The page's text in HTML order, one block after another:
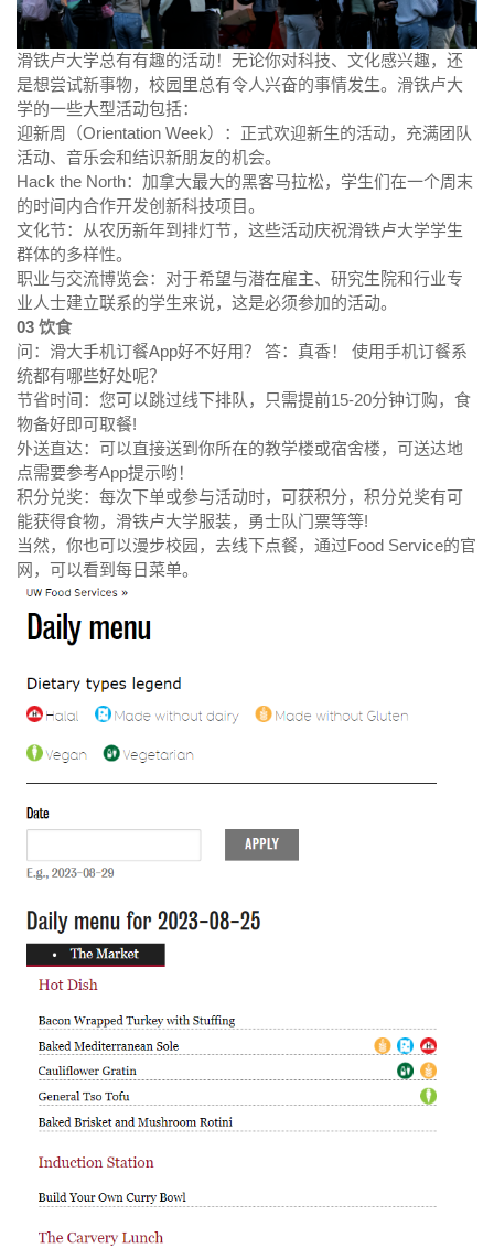
滑铁卢大学总有有趣的活动！无论你对科技、文化感兴趣，还
是想尝试新事物，校园里总有令人兴奋的事情发生。滑铁卢大
学的一些大型活动包括：
迎新周（Orientation Week）：正式欢迎新生的活动，充满团队
活动、音乐会和结识新朋友的机会。
Hack the North：加拿大最大的黑客马拉松，学生们在一个周末
的时间内合作开发创新科技项目。
文化节：从农历新年到排灯节，这些活动庆祝滑铁卢大学学生
群体的多样性。
职业与交流博览会：对于希望与潜在雇主、研究生院和行业专
业人士建立联系的学生来说，这是必须参加的活动。
03 饮食
问：滑大手机订餐App好不好用？ 答：真香！ 使用手机订餐系
统都有哪些好处呢？
节省时间：您可以跳过线下排队，只需提前15-20分钟订购，食
物备好即可取餐!
外送直达：可以直接送到你所在的教学楼或宿舍楼，可送达地
点需要参考App提示哟！
积分兑奖：每次下单或参与活动时，可获积分，积分兑奖有可
能获得食物，滑铁卢大学服装，勇士队门票等等!
当然，你也可以漫步校园，去线下点餐，通过Food Service的官
网，可以看到每日菜单。